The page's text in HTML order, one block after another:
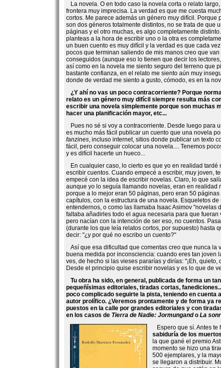
La novela. O en todo caso la novela corta o relato
frontera muy imprecisa. La verdad es que me cuesta
cortos. Me parece además un género muy difícil. Porque
son dos géneros totalmente distintos, no se trata de que
páginas y el otro muchas, es algo completamente
planteas a la hora de escribir uno o la otra es
un buen cuento es muy difícil y la verdad es que cada
pocos que terminan saliendo de mis manos creo que
conseguidos (aunque eso lo tienen que decir los
así como en la novela me siento seguro del terreno que
bastante confianza, en el relato me siento aún muy
donde de verdad me siento a gusto, cómodo, es en la
¿Y ahí no vas un poco contracorriente? Porque
relato es un género muy difícil siempre resulta más
escribir una novela simplemente porque son muchas
hacer una planificación mayor, etc...
Pues no sé si voy a contracorriente. Desde luego para
es mucho más fácil publicar un cuento que una novela
fanzines, incluso internet, sitios donde publicar un texto
fácil, pero conseguir colocar una novela.... Tenemos
y es difícil hacerte un hueco...
En cualquier caso, lo cierto es que yo en realidad tardé
escribir cuentos. Cuando empecé a escribir, muy joven,
empecé con la idea de escribir novelas. Claro, lo que
aunque yo lo seguía llamando novelas, eran en realidad
porque a lo mejor eran 50 páginas, pero eran 50 páginas
capítulos, con la estructura de una novela. Esqueletos de
entendernos, o como las llamaba Isaac Asimov "novelas
faltaba añadirles todo el agua necesaria para que fueran
pero nacían con la intención de ser eso, no cuentos.
(durante los que leía relatos cortos, por supuesto) hasta
decir: "¿y por qué no escribo un cuento?"
Así que esa dificultad que comentas creo que nunca la
buena medida por inconsciencia: cuando eres tan joven
ves, de hecho si las vieses pararías y dirías: "¡Eh, quieto,
Desde el principio quise escribir novelas y es lo que de
Tu obra ha sido, en general, publicada de forma un
pequeñísimas editoriales, tiradas cortas,
poco complicado seguirte la pista, teniendo en cuenta
autor prolífico. ¿Veremos prontamente y de forma ya
puestos en la calle por grandes editoriales y con
en los casos de Tierra de Nadie: Jormungando La
Espero que sí. Antes
sabiduría de los
la que gané el premio
momento se hizo una
500 ejemplares, y la
se llegaron a distribuir.